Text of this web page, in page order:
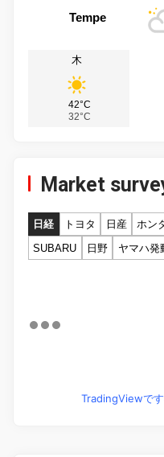
Tempe
木
42°C
32°C
Market
日経 トヨタ 日産 ホン
SUBARU
日野 ヤマハ発
TradingViewで